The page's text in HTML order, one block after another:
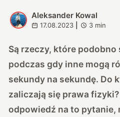
A
Aleksander Kowal
17.08.2023 3 min
Są rzeczy, które podobno
podczas gdy inne mogą
sekundy na sekundę. Do
zaliczają się prawa
odpowiedź na to pytanie,